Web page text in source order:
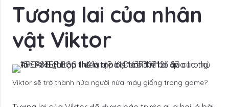
Tương lai của nhân
vật Viktor
Viktor sẽ trở thành nửa người nửa máy giống trong game?